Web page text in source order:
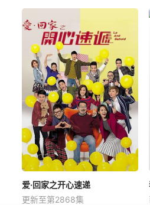
爱·回家之开心速递
更新至第2868集